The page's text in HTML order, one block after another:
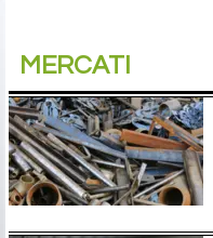
MERCATI